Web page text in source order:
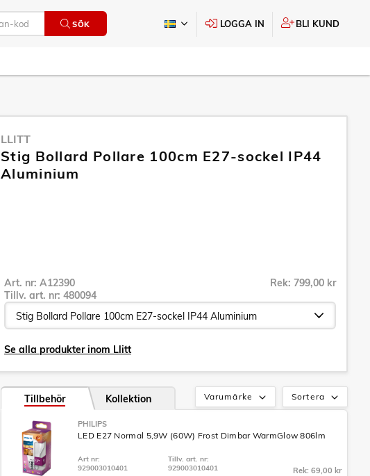
SÖK LOGGA IN BLI KUND
LLITT
Stig Bollard Pollare 100cm E27-sockel IP44
Aluminium
Art. nr: A12390
Tillv. art. nr: 480094
Rek: 799,00 kr
Se alla produkter inom Llitt
Sortera
Varumärke
Tillbehör Kollektion
PHILIPS
LED E27 Normal 5,9W (60W) Frost Dimbar WarmGlow 806lm
Art nr:
929003010401
Tillv. art. nr:
929003010401
Rek: 69,00 kr